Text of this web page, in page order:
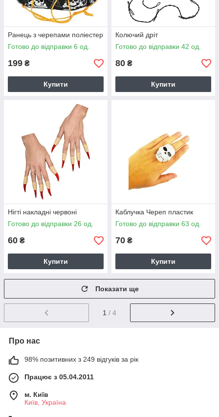
Ранець з черепами поліестер
Готово до відправки 6 од.
199 ₴
Купити
Колючий дріт
Готово до відправки 42 од.
80 ₴
Купити
Нігті накладні червоні
Готово до відправки 26 од.
60 ₴
Купити
Каблучка Череп пластик
Готово до відправки 63 од.
70 ₴
Купити
Показати ще
1 / 4
Про нас
98% позитивних з 249 відгуків за рік
Працює з 05.04.2011
м. Київ
Київ, Україна